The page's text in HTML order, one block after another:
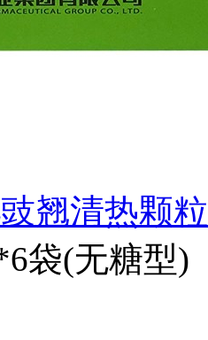
翘清热颗粒
袋(无糖型)